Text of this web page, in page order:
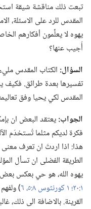
تبعت ذلك مناقشة شيقة
المقدس للرد على الاسئلة،‏
يهوه لا يعلِّمون أفكارهم
أُجيب عنها؟‏
السؤال:‏ الكتاب المقدس
تفسيرها بعدة طرائق.‏ فكيف
المقدس لكي يحيا وفق
الجواب:‏يعتقد البعض ان
فكرة لديكم مثلما تُستخدَم
هذا:‏ اذا اردتَ ان تعرف
الطريقة الفضلى ان تسأل
يهوه الله،‏ هو حي بعكس بعض
١:‏٢٠؛‏
‏)‏
القرينة.‏ بالاضافة الى ذلك،‏